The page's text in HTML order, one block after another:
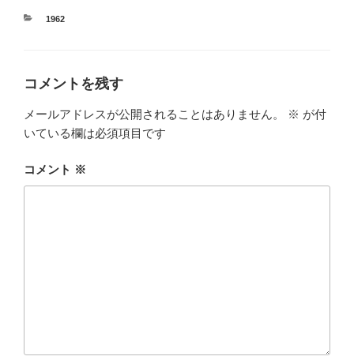
カ
1962
コメントを残す
メールアドレスが公開されることはありません。 ※ が付
いている欄は必須項目です
コメント ※